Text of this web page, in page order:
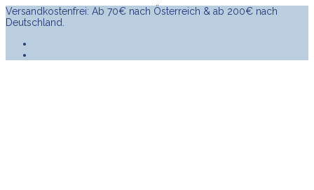
Versandkostenfrei: Ab 70€ nach Österreich & ab 200€ nach
Deutschland.